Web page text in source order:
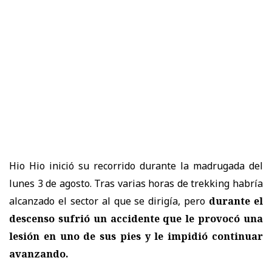
Hio Hio inició su recorrido durante la madrugada del
lunes 3 de agosto. Tras varias horas de trekking habría
alcanzado el sector al que se dirigía, pero durante el
descenso sufrió un accidente que le provocó una
lesión en uno de sus pies y le impidió continuar
avanzando.